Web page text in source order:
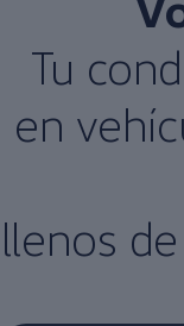
Tu
en
llenos